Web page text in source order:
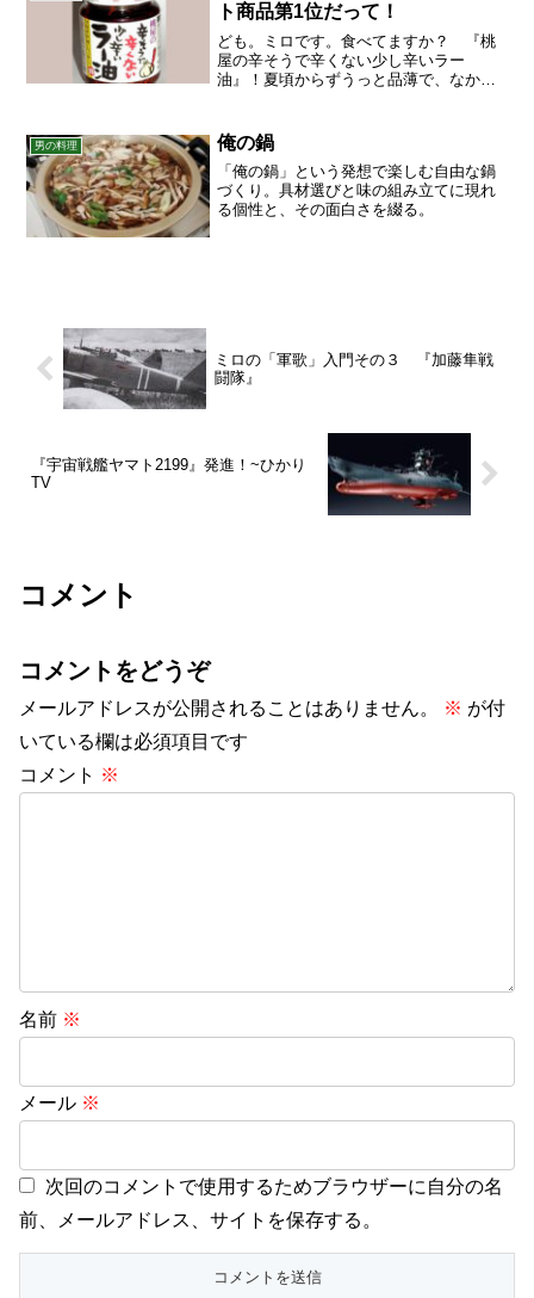
ト商品第1位だって！
ども。ミロです。食べてますか？ 『桃
屋の辛そうで辛くない少し辛いラー
油』！夏頃からずうっと品薄で、なかな
がちに２個ぐらい買い占めちゃってま
す。入荷数量が少ないので、あん...
男の料理 俺の鍋
「俺の鍋」という発想で楽しむ自由な鍋
づくり。具材選びと味の組み立てに現れ
る個性と、その面白さを綴る。
ミロの「軍歌」入門その３ 『加藤隼戦
闘隊』
『宇宙戦艦ヤマト2199』発進！~ひかり
TV
コメント
コメントをどうぞ
メールアドレスが公開されることはありません。 ※ が付
いている欄は必須項目です
コメント ※
名前 ※
メール ※
次回のコメントで使用するためブラウザーに自分の名
前、メールアドレス、サイトを保存する。